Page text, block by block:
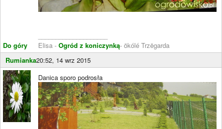
Do góry
Elisa - Ogród z koniczynką- ökólé Trzëgarda
Rumianka20:52, 14 wrz 2015
Danica sporo podrosła